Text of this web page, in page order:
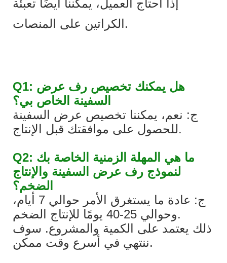
إذا احتاج العميل، يمكننا أيضًا تعبئة
الكراتين على المنصات.
Q1: هل يمكنك تخصيص رف عرض
السفينة الخاص بي؟
ج: نعم، يمكننا تخصيص عرض السفينة
للحصول على موافقتك قبل الإنتاج.
Q2: ما هي المهلة الزمنية الخاصة بك
لنموذج رف عرض السفينة والإنتاج
الضخم؟
ج: عادة ما يستغرق الأمر حوالي 7 أيام،
وحوالي 25-40 يومًا للإنتاج الضخم.
ذلك يعتمد على الكمية والمشروع. سوف
ننتهي في أسرع وقت ممكن.